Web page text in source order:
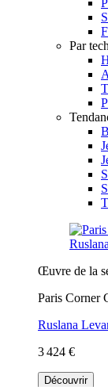
Par
Œuvre de la
Paris Corner
Ruslana
3 424 €
Découvrir